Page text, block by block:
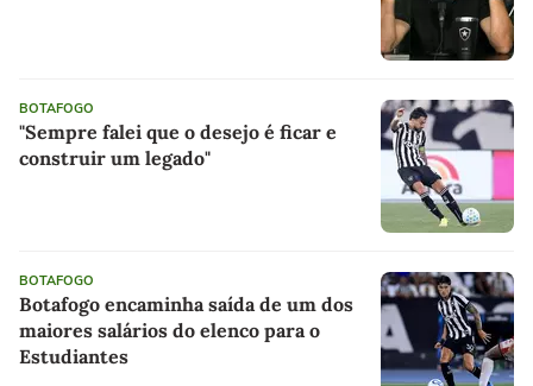
BOTAFOGO
"Sempre falei que o desejo é ficar e
construir um legado"
BOTAFOGO
Botafogo encaminha saída de um dos
maiores salários do elenco para o
Estudiantes